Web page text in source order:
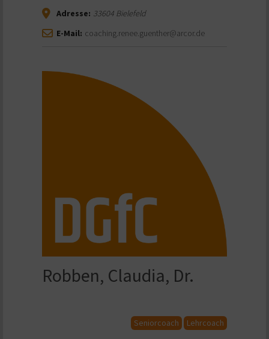
Adresse: 33604 Bielefeld
E-Mail: coaching.renee.guenther@arcor.de
Robben, Claudia, Dr.
Seniorcoach Lehrcoach